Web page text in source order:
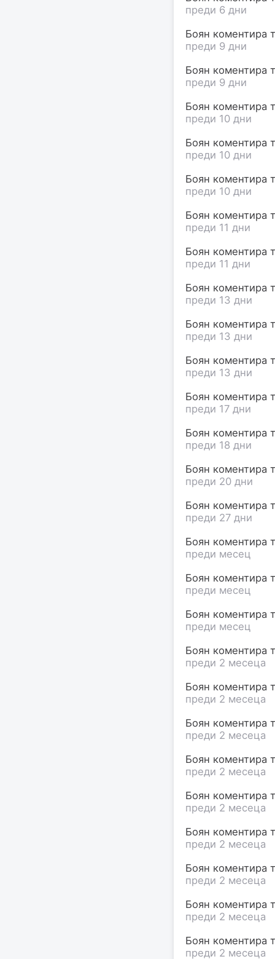
преди 6 дни
Боян коментира
преди 9 дни
Боян коментира
преди 9 дни
Боян коментира
преди 10 дни
Боян коментира
преди 10 дни
Боян коментира
преди 10 дни
Боян коментира
преди 11 дни
Боян коментира
преди 11 дни
Боян коментира
преди 13 дни
Боян коментира
преди 13 дни
Боян коментира
преди 13 дни
Боян коментира
преди 17 дни
Боян коментира
преди 18 дни
Боян коментира
преди 20 дни
Боян коментира
преди 27 дни
Боян коментира
преди месец
Боян коментира
преди месец
Боян коментира
преди месец
Боян коментира
преди 2 месеца
Боян коментира
преди 2 месеца
Боян коментира
преди 2 месеца
Боян коментира
преди 2 месеца
Боян коментира
преди 2 месеца
Боян коментира
преди 2 месеца
Боян коментира
преди 2 месеца
Боян коментира
преди 2 месеца
Боян коментира
преди 2 месеца